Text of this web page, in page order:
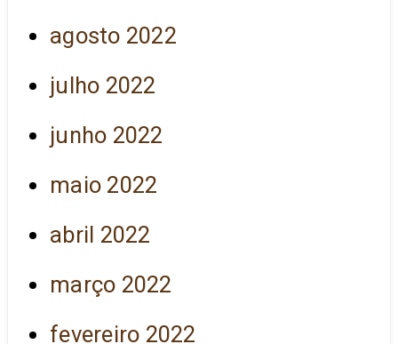
agosto 2022
julho 2022
junho 2022
maio 2022
abril 2022
março 2022
fevereiro 2022